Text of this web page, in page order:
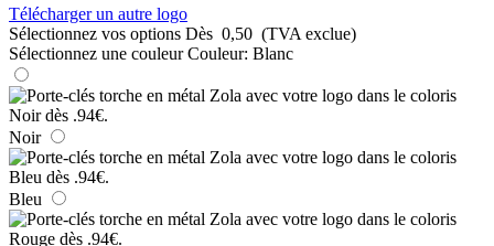
Télécharger un autre logo
Sélectionnez vos options Dès 0,50 (TVA exclue)
Sélectionnez une couleur Couleur: Blanc
Noir
Bleu